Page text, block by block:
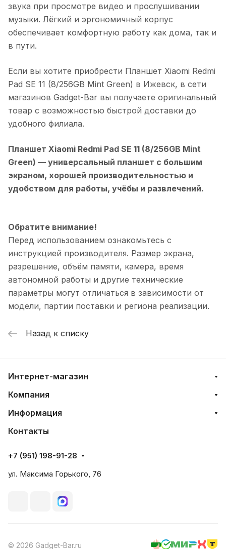
звука при просмотре видео и прослушивании
музыки. Лёгкий и эргономичный корпус
обеспечивает комфортную работу как дома, так и
в пути.
Если вы хотите приобрести Планшет Xiaomi Redmi
Pad SE 11 (8/256GB Mint Green) в Ижевск, в сети
магазинов Gadget-Bar вы получаете оригинальный
товар с возможностью быстрой доставки до
удобного филиала.
Планшет Xiaomi Redmi Pad SE 11 (8/256GB Mint
Green) — универсальный планшет с большим
экраном, хорошей производительностью и
удобством для работы, учёбы и развлечений.
Обратите внимание!
Перед использованием ознакомьтесь с
инструкцией производителя. Размер экрана,
разрешение, объём памяти, камера, время
автономной работы и другие технические
параметры могут отличаться в зависимости от
модели, партии поставки и региона реализации.
Назад к списку
Интернет-магазин
Компания
Информация
Контакты
+7 (951) 198-91-28
ул. Максима Горького, 76
© 2026 Gadget-Bar.ru